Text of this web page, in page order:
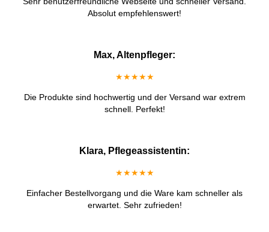
Absolut empfehlenswert!
Max, Altenpfleger:
★★★★★
Die Produkte sind hochwertig und der Versand war extrem
schnell. Perfekt!
Klara, Pflegeassistentin:
★★★★★
Einfacher Bestellvorgang und die Ware kam schneller als
erwartet. Sehr zufrieden!